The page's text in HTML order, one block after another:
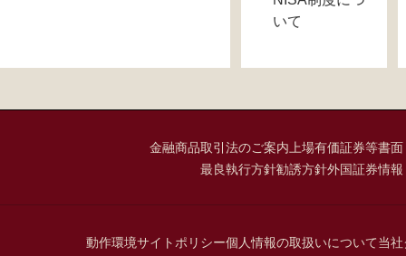
いて
金融商品取引法のご案内 上場有価証券等書
最良執行方針勧誘方針外国証券情
動作環境サイトポリシー個人情報の取扱いについて当